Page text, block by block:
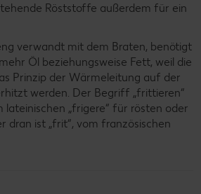
Röststoffe außerdem für ein
verwandt mit dem Braten, benötigt
Öl beziehungsweise Fett, weil die
Prinzip der Wärmeleitung auf der
werden. Der Begriff „frittieren“
lateinischen „frigere“ für rösten oder
dran ist „frit“, vom französischen